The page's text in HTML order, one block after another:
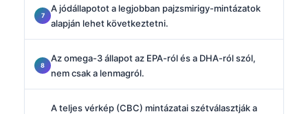
A jódállapotot a legjobban pajzsmirigy-mintázatok
alapján lehet következtetni.
Az omega-3 állapot az EPA-ról és a DHA-ról szól,
nem csak a lenmagról.
A teljes vérkép (CBC) mintázatai szétválasztják a